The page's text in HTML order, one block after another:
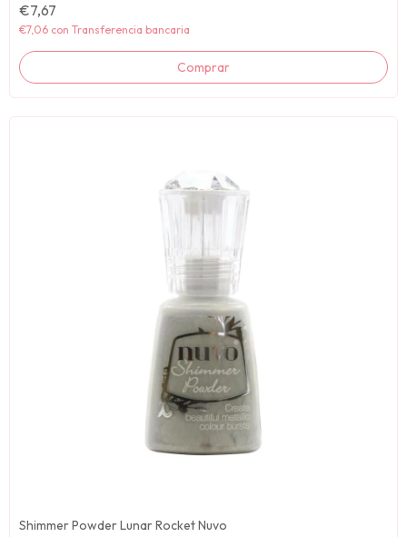
€7,67
€7,06 con Transferencia bancaria
Shimmer Powder Lunar Rocket Nuvo